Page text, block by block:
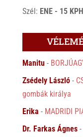
Szél: ENE - 15 KPH
Manitu-
Zsédely László-
gombák királya
Erika - MADRIDI
Dr. Farkas Ágnes-